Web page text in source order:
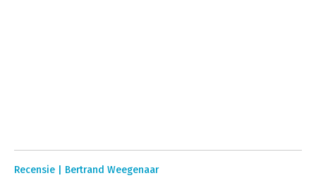
Recensie | Bertrand Weegenaar